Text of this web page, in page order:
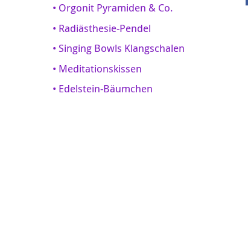
• Orgonit Pyramiden & Co.
• Radiästhesie-Pendel
• Singing Bowls Klangschalen
• Meditationskissen
• Edelstein-Bäumchen